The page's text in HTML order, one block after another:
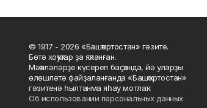
© 1917 - 2026 «Башҡортостан» гәзите.
Бөтә хоҡуҡтар ҙа яҡланған.
Мәҡәләләрҙе күсереп баҫҡанда, йә уларҙы
өлөшләтә файҙаланғанда «Башҡортостан»
гәзитенә һылтанма яһау мотлаҡ.
Об использовании персональных данных